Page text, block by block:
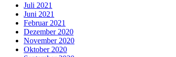
Juli 2021
Juni 2021
Februar 2021
Dezember 2020
November 2020
Oktober 2020